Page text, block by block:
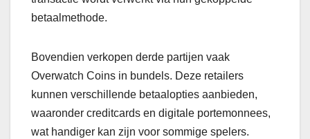
betaalmethode.
Bovendien verkopen derde partijen vaak
Overwatch Coins in bundels. Deze retailers
kunnen verschillende betaalopties aanbieden,
waaronder creditcards en digitale portemonnees,
wat handiger kan zijn voor sommige spelers.